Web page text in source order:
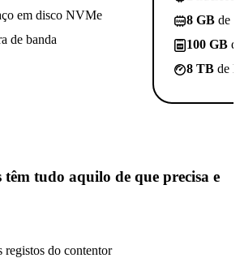
em disco NVMe
de banda
8 GB de
100 GB
8 TB de
têm tudo aquilo de que precisa e
registos do contentor